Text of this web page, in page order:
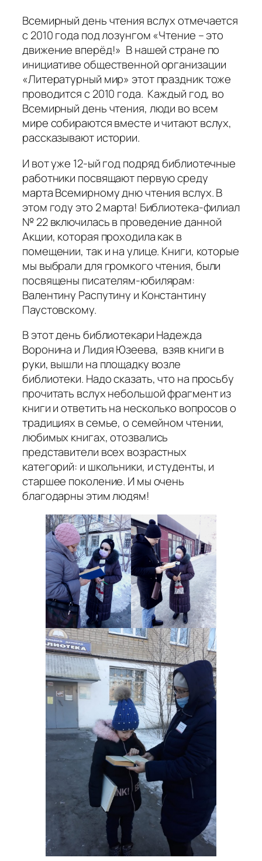
Всемирный день чтения вслух отмечается
с 2010 года под лозунгом «Чтение – это
движение вперёд!» В нашей стране по
инициативе общественной организации
«Литературный мир» этот праздник тоже
проводится с 2010 года. Каждый год, во
Всемирный день чтения, люди во всем
мире собираются вместе и читают вслух,
рассказывают истории.
И вот уже 12-ый год подряд библиотечные
работники посвящают первую среду
марта Всемирному дню чтения вслух. В
этом году это 2 марта! Библиотека-филиал
№ 22 включилась в проведение данной
Акции, которая проходила как в
помещении, так и на улице. Книги, которые
мы выбрали для громкого чтения, были
посвящены писателям-юбилярам:
Валентину Распутину и Константину
Паустовскому.
В этот день библиотекари Надежда
Воронина и Лидия Юзеева, взяв книги в
руки, вышли на площадку возле
библиотеки. Надо сказать, что на просьбу
прочитать вслух небольшой фрагмент из
книги и ответить на несколько вопросов о
традициях в семье, о семейном чтении,
любимых книгах, отозвались
представители всех возрастных
категорий: и школьники, и студенты, и
старшее поколение. И мы очень
благодарны этим людям!